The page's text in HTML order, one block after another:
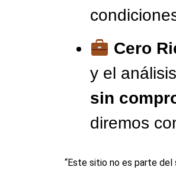
Cero
y el
sin
diremos
“Este sitio no es parte del